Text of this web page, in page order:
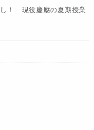
し！ 現役慶應の夏期授業